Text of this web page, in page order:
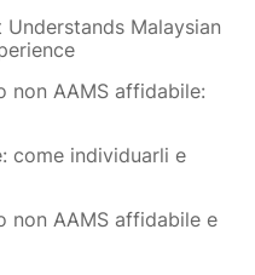
Malaysian
non AAMS affidabile:
come individuarli e
non AAMS affidabile e